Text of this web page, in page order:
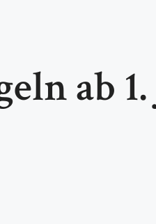
ab